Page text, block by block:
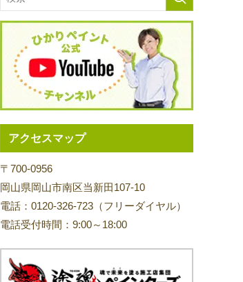
アクセスマップ
〒700-0956
岡山県岡山市南区当新田107-10
電話：0120-326-723（フリーダイヤル）
電話受付時間：9:00～18:00